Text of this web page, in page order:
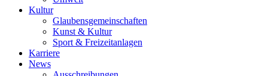
Kultur
Glaubensgemeinschaften
Kunst & Kultur
Sport & Freizeitanlagen
Karriere
News